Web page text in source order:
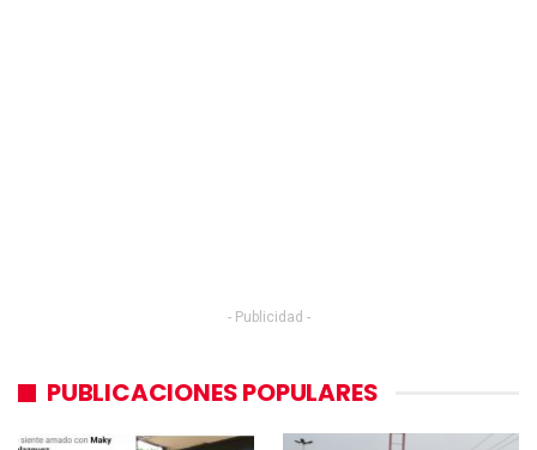
- Publicidad -
PUBLICACIONES POPULARES